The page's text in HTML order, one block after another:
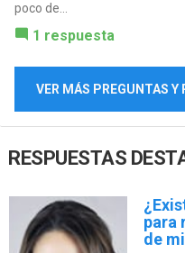
poco de...
1 respuesta
VER MÁS PREGUNTAS Y
RESPUESTAS
para
de